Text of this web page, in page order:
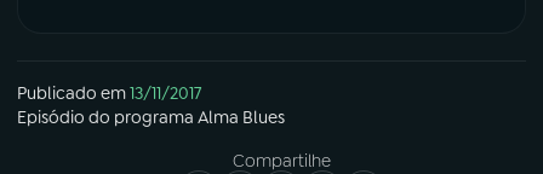
Publicado em13/11/2017
Episódio do programa Alma Blues
Compartilhe